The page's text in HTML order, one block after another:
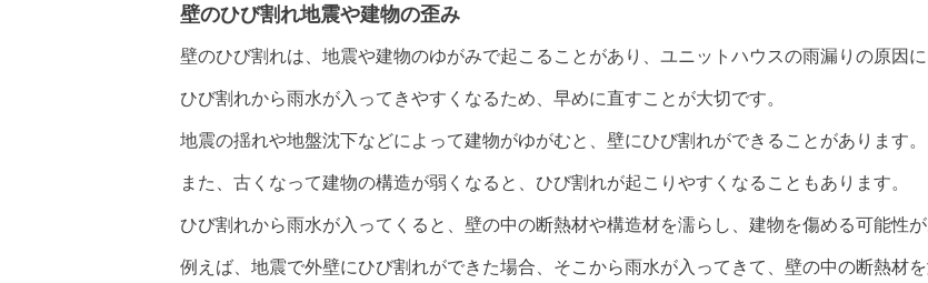
壁のひび割れ地震や建物の歪み
壁のひび割れは、地震や建物のゆがみで起こることがあり、ユニットハウスの雨漏りの原因に
ひび割れから雨水が入ってきやすくなるため、早めに直すことが大切です。
地震の揺れや地盤沈下などによって建物がゆがむと、壁にひび割れができることがあります。
また、古くなって建物の構造が弱くなると、ひび割れが起こりやすくなることもあります。
ひび割れから雨水が入ってくると、壁の中の断熱材や構造材を濡らし、建物を傷める可能性が
例えば、地震で外壁にひび割れができた場合、そこから雨水が入ってきて、壁の中の断熱材